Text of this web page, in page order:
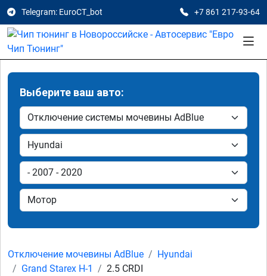
Telegram: EuroCT_bot +7 861 217-93-64
Выберите ваш авто:
Отключение мочевины AdBlue
Hyundai
Grand Starex H-1
2.5 CRDI